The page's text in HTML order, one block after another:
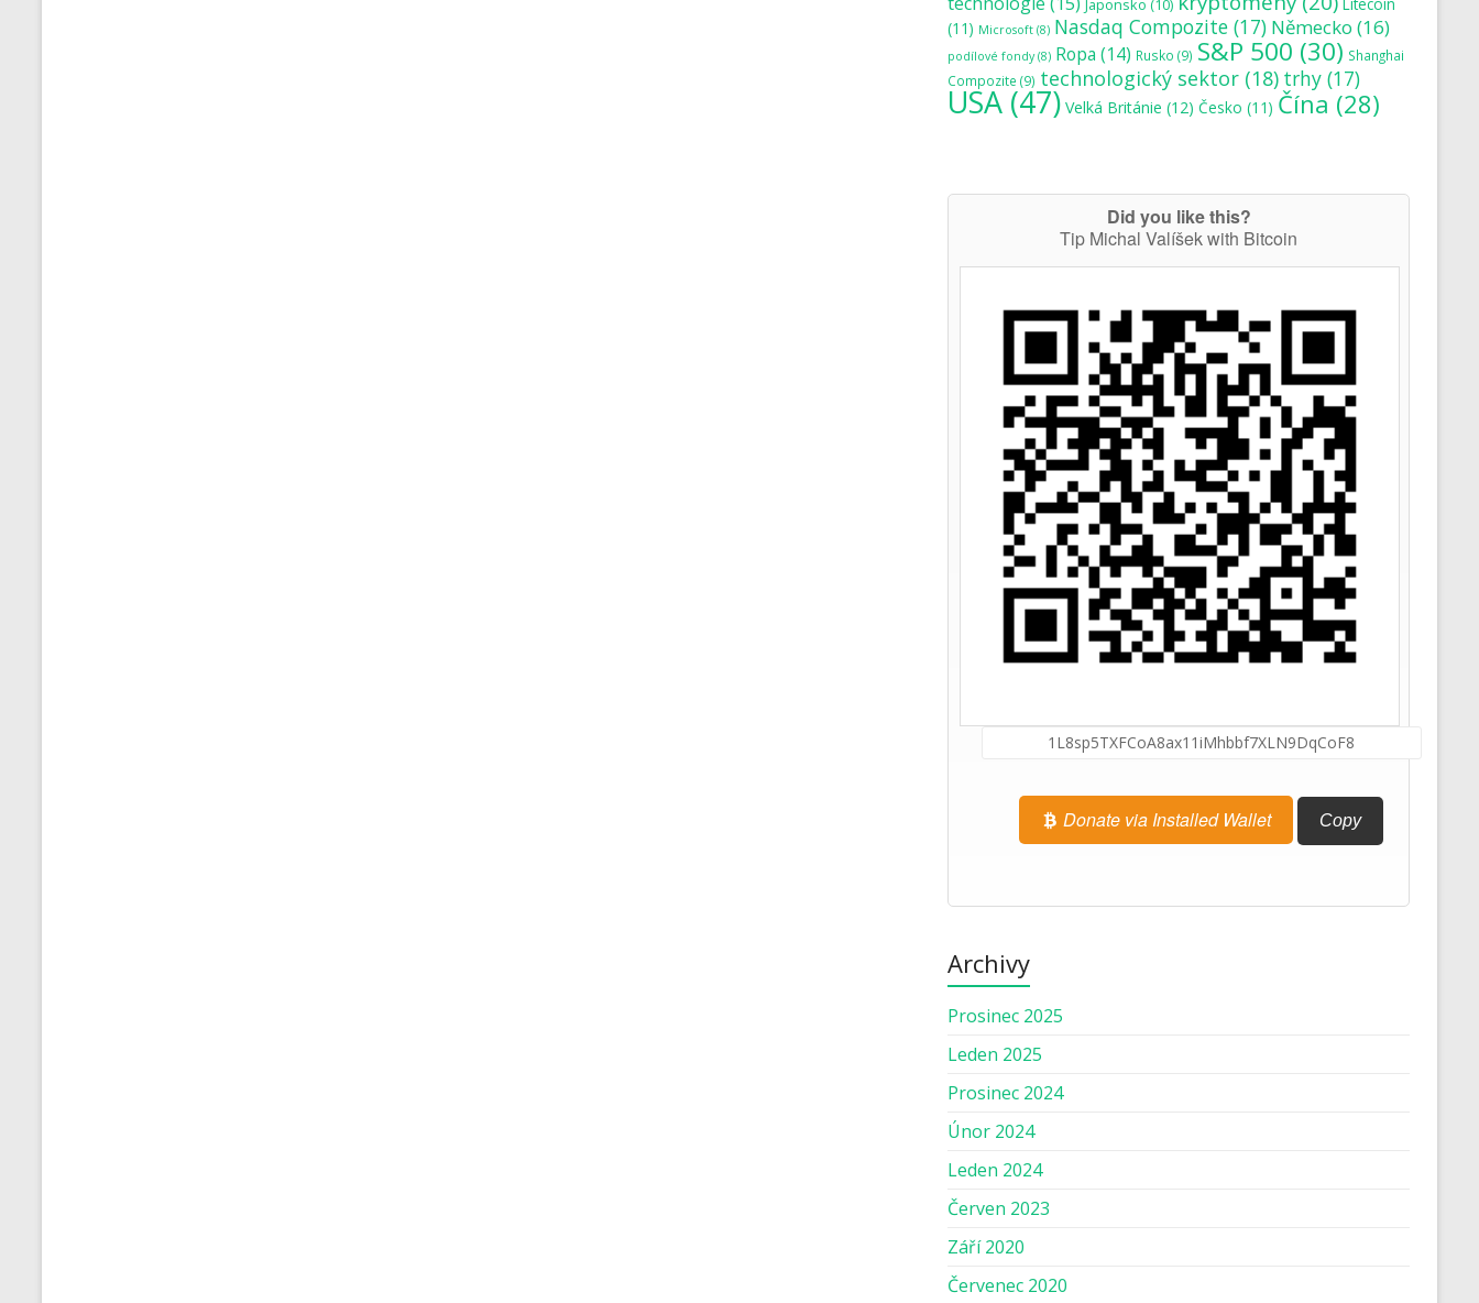
Japonsko (10)
Litecoin
(11) Microsoft (8) Nasdaq Compozite (17) Německo (16)
podílové fondy(8) Ropa (14) Rusko (9) S&P 500 (30) Shanghai
Compozite (9) technologický sektor (18) trhy (17)
USA (47) Velká Británie (12) Česko (11) Čína (28)
Did you like this?
Tip Michal Valíšek with Bitcoin
Donate via Installed Wallet Copy
Archivy
Prosinec 2025
Leden 2025
Prosinec 2024
Únor 2024
Leden 2024
Červen 2023
Září 2020
Červenec 2020